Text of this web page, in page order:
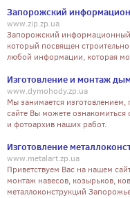
Запорожский
www.zip.zp.ua
Запорожский информационный
который посвящен
любой информации, которая
Изготовление и монтаж
www.dymohody.zp.ua
Мы занимается
сайте Вы можете
и фотоархив наших работ.
Изготовление
www.metalart.zp.ua
Приветствуем Вас на нашем
монтаж навесов, козырьков,
металлоконструкций